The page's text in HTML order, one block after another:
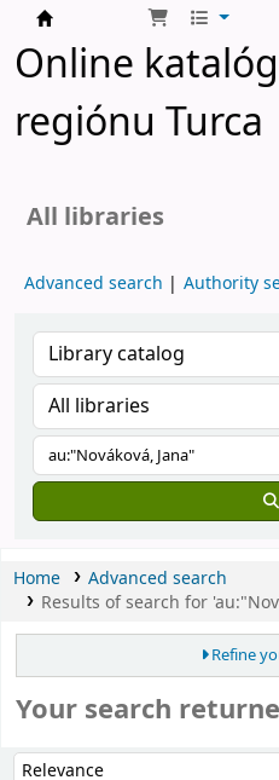
Turčianske knižnice
Online
regiónu Turca
All libraries
Advanced search Authority
Home
Advanced search
Results of search for
Refine
Your search
Sort by: